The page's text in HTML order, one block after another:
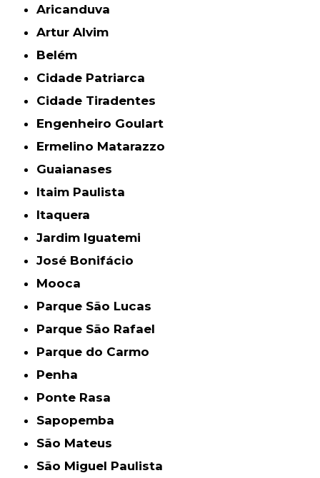
Aricanduva
Artur Alvim
Belém
Cidade Patriarca
Cidade Tiradentes
Engenheiro Goulart
Ermelino Matarazzo
Guaianases
Itaim Paulista
Itaquera
Jardim Iguatemi
José Bonifácio
Mooca
Parque São Lucas
Parque São Rafael
Parque do Carmo
Penha
Ponte Rasa
Sapopemba
São Mateus
São Miguel Paulista